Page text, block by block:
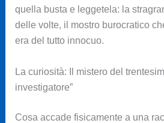
quella busta e leggetela: la
delle volte, il mostro burocratico
era del tutto innocuo.
La curiosità: Il mistero del
investigatore”
Cosa accade fisicamente a una